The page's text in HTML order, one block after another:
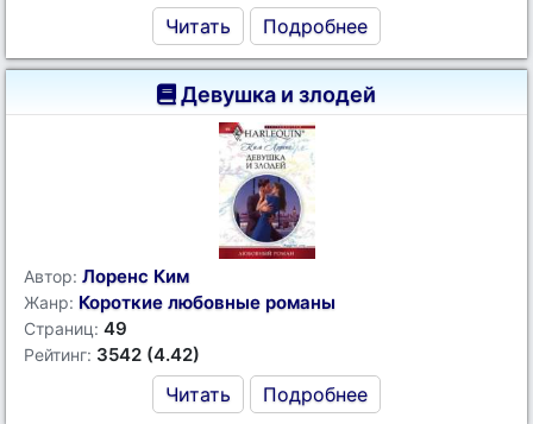
Читать Подробнее
Девушка и злодей
Автор: Лоренс Ким
Жанр: Короткие любовные романы
Страниц: 49
Рейтинг: 3542 (4.42)
Читать Подробнее